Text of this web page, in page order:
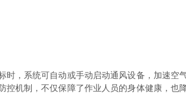
，系统可自动或手动启动通风设备，加速空
机制，不仅保障了作业人员的身体健康，也